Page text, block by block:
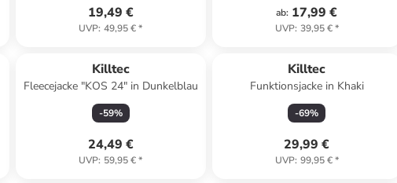
19,49 €
UVP: 49,95 €*
ab: 17,99 €
UVP: 39,95 €*
Killtec
Fleecejacke "KOS 24" in Dunkelblau
-59%
24,49 €
UVP: 59,95 €*
Killtec
Funktionsjacke in Khaki
-69%
29,99 €
UVP: 99,95 €*